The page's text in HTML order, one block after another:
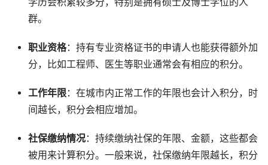
群。
职业资格：持有专业资格证书的申请人也能获得额外加
分，比如工程师、医生等职业通常会有相应的积分。
工作年限：在城市内正常工作的年限也会计入积分，时
间越长，积分会相应增加。
社保缴纳情况：持续缴纳社保的年限、金额，这些都会
被用来计算积分。一般来说，社保缴纳年限越长，积分